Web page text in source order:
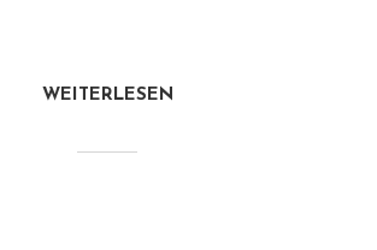
WEITERLESEN